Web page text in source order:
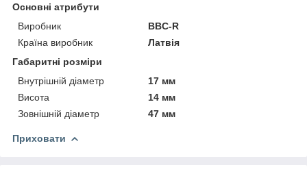
Основні атрибути
Виробник
BBC-R
Країна виробник
Латвія
Габаритні розміри
Внутрішній діаметр
17 мм
Висота
14 мм
Зовнішній діаметр
47 мм
Приховати